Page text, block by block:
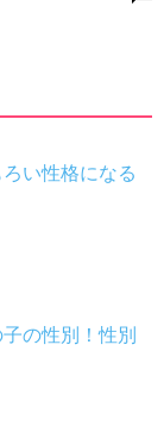
い性格になる
の性別！性別